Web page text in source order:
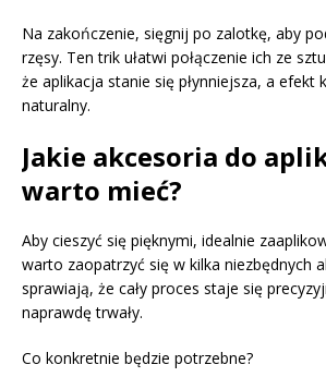
Na zakończenie, sięgnij po zalotkę, aby
rzęsy. Ten trik ułatwi połączenie ich ze
że aplikacja stanie się płynniejsza, a efekt
naturalny.
Jakie akcesoria do
warto mieć?
Aby cieszyć się pięknymi, idealnie
warto zaopatrzyć się w kilka niezbędnych
sprawiają, że cały proces staje się
naprawdę trwały.
Co konkretnie będzie potrzebne?